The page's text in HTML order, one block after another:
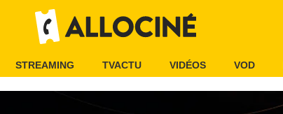
STREAMING TVACTU VIDÉOS VOD